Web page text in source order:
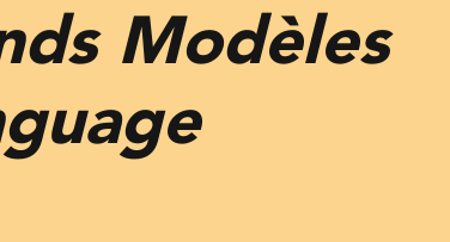
Modèles